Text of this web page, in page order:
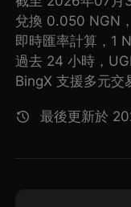
兌換 0.050 NGN
即時匯率計算，1
過去 24 小時，
BingX 支援多元交
最後更新於